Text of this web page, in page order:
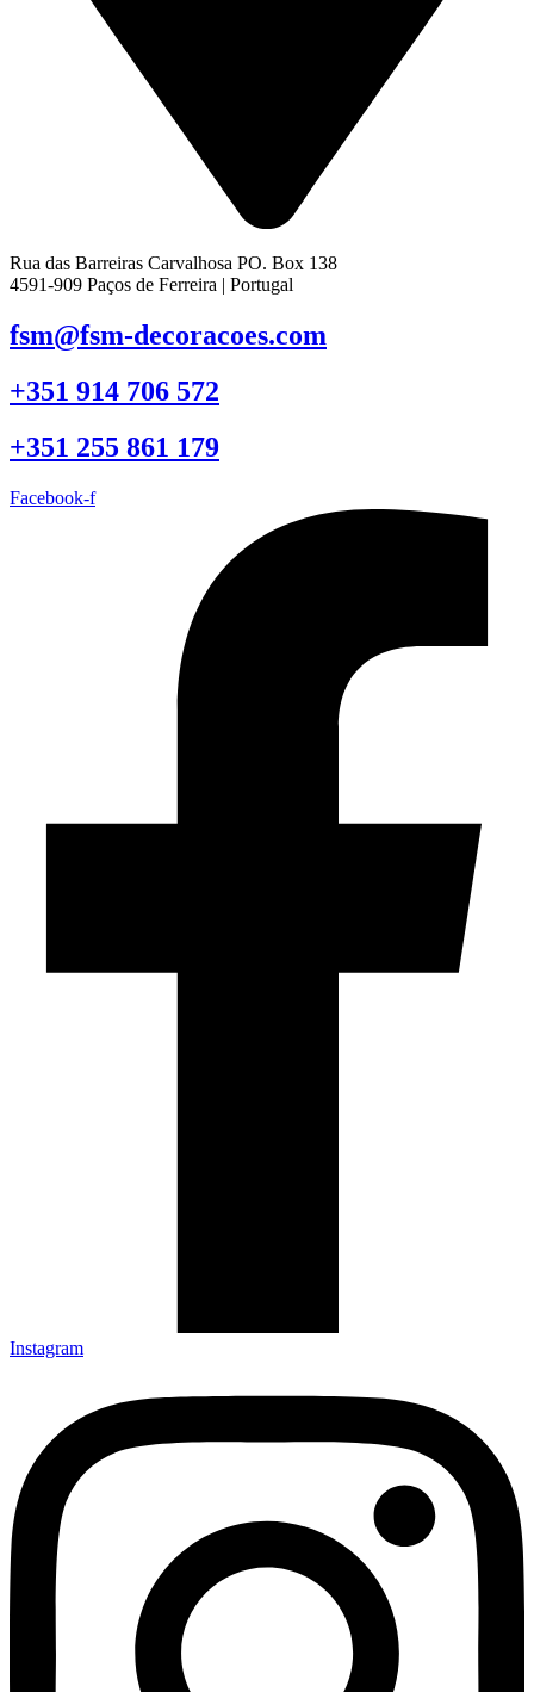
Rua das Barreiras Carvalhosa PO. Box 138
4591-909 Paços de Ferreira | Portugal
fsm@fsm-decoracoes.com
+351 914 706 572
+351 255 861 179
Facebook-f
Instagram